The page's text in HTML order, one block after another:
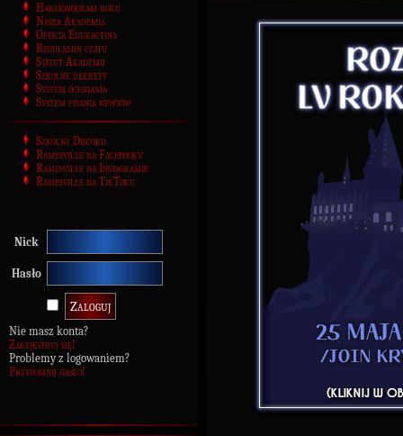
Harmonogram roku
Nasza Akademia
Oferta Edukacyjna
Regulamin czatu
Statut Akademii
Szkolne dekrety
System oceniania
System pisania newsów
Szkolny Discord
Ramesville na Facebooku
Ramesville na Instagramie
Ramesville na TikToku
Nick
Hasło
Nie masz konta?
Zarejestruj się!
Problemy z logowaniem?
Przypomnij hasło!